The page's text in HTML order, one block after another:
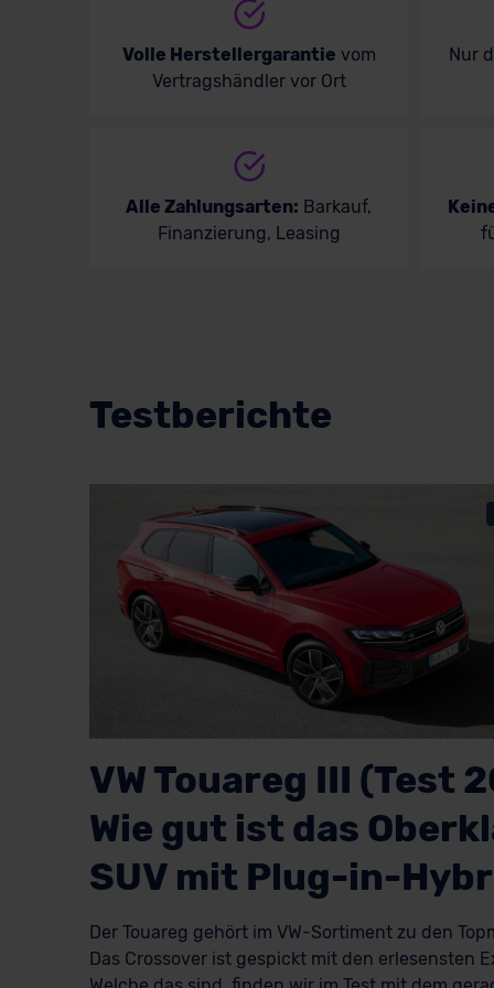
Volle Herstellergarantie vom
Vertragshändler vor Ort
Nur
Alle Zahlungsarten: Barkauf,
Finanzierung, Leasing
Testberichte
VW Touareg III (Test
Wie gut ist das
SUV mit Plug-in-
Der Touareg gehört im VW-Sortiment zu den
Das Crossover ist gespickt mit den erlesensten